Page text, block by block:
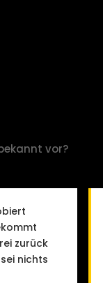
vor?
zurück
nichts